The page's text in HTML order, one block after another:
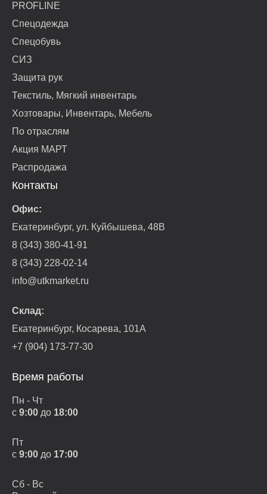
PROFLINE
Спецодежда
Спецобувь
СИЗ
Защита рук
Текстиль, Мягкий инвентарь
Хозтовары, Инвентарь, Мебель
По отраслям
Акция МАРТ
Распродажа
Контакты
Офис:
Екатеринбург, ул. Куйбышева, 48В
8 (343) 380-41-91
8 (343) 228-02-14
info@utkmarket.ru
Склад:
Екатеринбург, Косарева, 101А
+7 (904) 173-77-30
Время работы
Пн - Чт
с 9:00 до 18:00
Пт
с 9:00 до 17:00
Сб - Вс